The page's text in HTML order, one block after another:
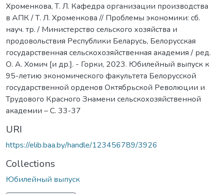
Хроменкова, Т. Л. Кафедра организации производства
в АПК / Т. Л. Хроменкова // Проблемы экономики: сб.
науч. тр. / Министерство сельского хозяйства и
продовольствия Республики Беларусь, Белорусская
государственная сельскохозяйственная академия / ред.
О. А. Хомич [и др.]. - Горки, 2023. Юбилейный выпуск к
95-летию экономического факультета Белорусской
государственной орденов Октябрьской Революции и
Трудового Красного Знамени сельскохозяйственной
академии – С. 33-37
URI
https://elib.baa.by/handle/123456789/3926
Collections
Юбилейный выпуск